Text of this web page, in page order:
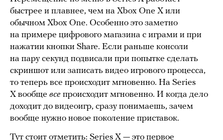
быстрее и плавнее, чем на Xbox One X или
обычном Xbox One. Особенно это заметно
на примере цифрового магазина с играми и при
нажатии кнопки Share. Если раньше консоли
на пару секунд подвисали при попытке сделать
скриншот или записать видео игрового процесса,
то теперь все происходит мгновенно. На Series
X вообще все происходит мгновенно. И когда дело
доходит до видеоигр, сразу понимаешь, зачем
вообще нужно новое поколение приставок.
Тут стоит отметить: Series X — это первое